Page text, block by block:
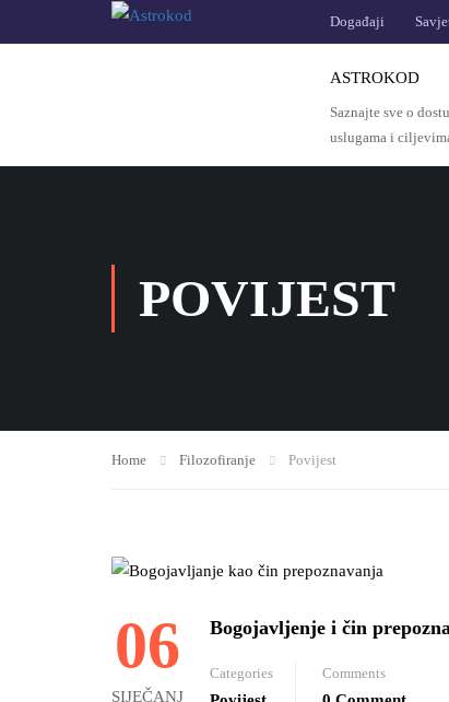
Događaji
ASTROKOD
Saznajte sve o
uslugama i
POVIJEST
Home Filozofiranje Povijest
06
SIJEČANJ
Bogojavljenje i čin
Categories Comments